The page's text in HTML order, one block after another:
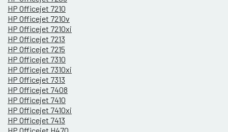
HP Officejet 7210
HP Officejet 7210v
HP Officejet 7210xi
HP Officejet 7213
HP Officejet 7215
HP Officejet 7310
HP Officejet 7310xi
HP Officejet 7313
HP Officejet 7408
HP Officejet 7410
HP Officejet 7410xi
HP Officejet 7413